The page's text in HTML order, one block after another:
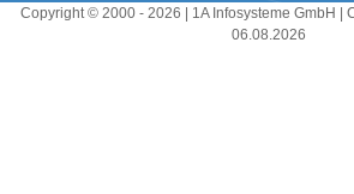
Copyright © 2000 - 2026 | 1A Infosysteme GmbH |
06.08.2026